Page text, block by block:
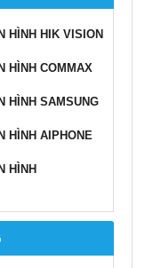
HÌNH HIK VISION
HÌNH COMMAX
HÌNH SAMSUNG
HÌNH AIPHONE
HÌNH